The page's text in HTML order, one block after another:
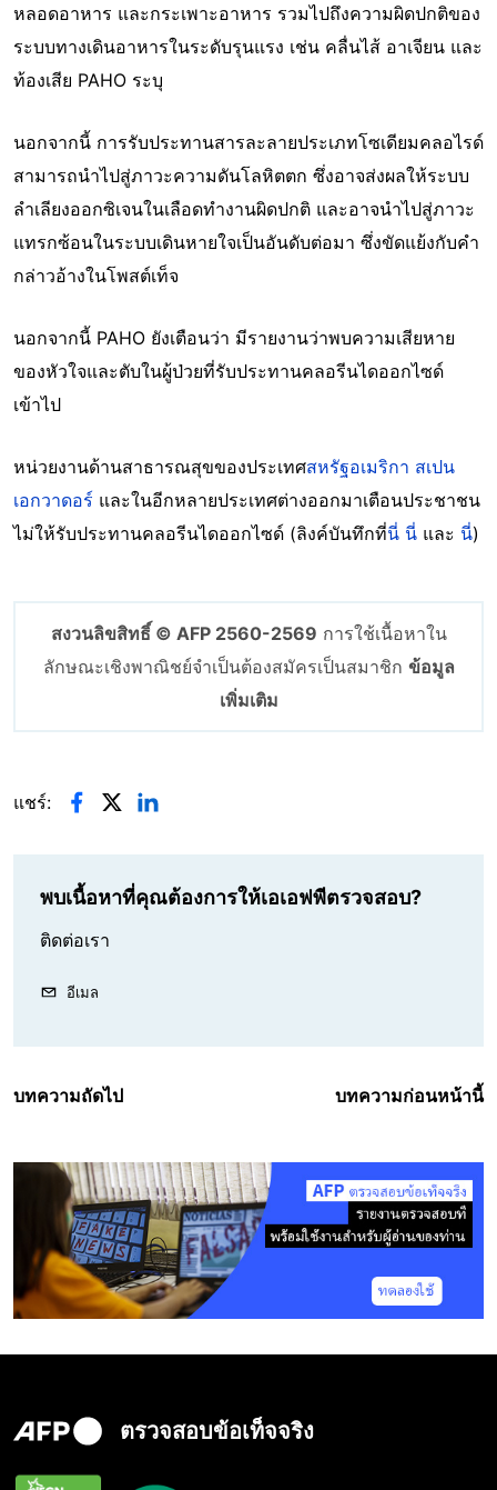
หลอดอาหาร และกระเพาะอาหาร รวมไปถึงความผิดปกติของ
ระบบทางเดินอาหารในระดับรุนแรง เช่น คลื่นไส้ อาเจียน และ
ท้องเสีย PAHO ระบุ
นอกจากนี้ การรับประทานสารละลายประเภทโซเดียมคลอไรด์
สามารถนำไปสู่ภาวะความดันโลหิตตก ซึ่งอาจส่งผลให้ระบบ
ลำเลียงออกซิเจนในเลือดทำงานผิดปกติ และอาจนำไปสู่ภาวะ
แทรกซ้อนในระบบเดินหายใจเป็นอันดับต่อมา ซึ่งขัดแย้งกับคำ
กล่าวอ้างในโพสต์เท็จ
นอกจากนี้ PAHO ยังเตือนว่า มีรายงานว่าพบความเสียหาย
ของหัวใจและตับในผู้ป่วยที่รับประทานคลอรีนไดออกไซด์
เข้าไป
หน่วยงานด้านสาธารณสุขของประเทศสหรัฐอเมริกา สเปน
เอกวาดอร์ และในอีกหลายประเทศต่างออกมาเตือนประชาชน
ไม่ให้รับประทานคลอรีนไดออกไซด์ (ลิงค์บันทึกที่นี่ นี่ และ นี่)
สงวนลิขสิทธิ์ © AFP 2560-2569 การใช้เนื้อหาใน
ลักษณะเชิงพาณิชย์จำเป็นต้องสมัครเป็นสมาชิก ข้อมูล
เพิ่มเติม
แชร์:
พบเนื้อหาที่คุณต้องการให้เอเอฟพีตรวจสอบ?
ติดต่อเรา
อีเมล
บทความถัดไป บทความก่อนหน้านี้
ตรวจสอบข้อเท็จจริง